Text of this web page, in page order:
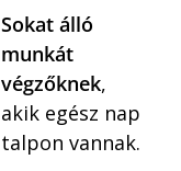
Sokat álló
munkát
végzőknek,
akik egész nap
talpon vannak.